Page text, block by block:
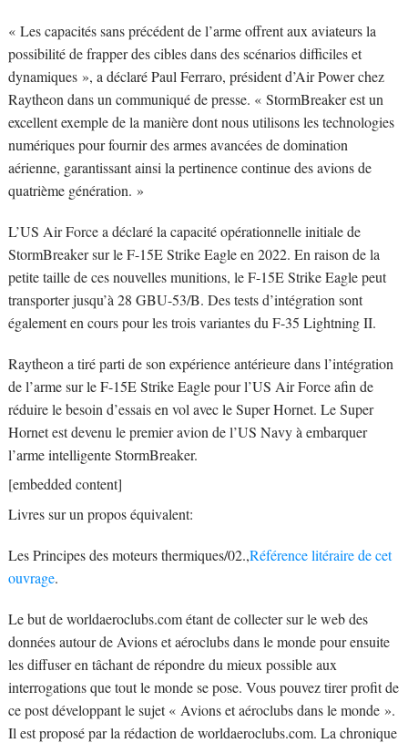
« Les capacités sans précédent de l’arme offrent aux aviateurs la
possibilité de frapper des cibles dans des scénarios difficiles et
dynamiques », a déclaré Paul Ferraro, président d’Air Power chez
Raytheon dans un communiqué de presse. « StormBreaker est un
excellent exemple de la manière dont nous utilisons les technologies
numériques pour fournir des armes avancées de domination
aérienne, garantissant ainsi la pertinence continue des avions de
quatrième génération. »
L’US Air Force a déclaré la capacité opérationnelle initiale de
StormBreaker sur le F-15E Strike Eagle en 2022. En raison de la
petite taille de ces nouvelles munitions, le F-15E Strike Eagle peut
transporter jusqu’à 28 GBU-53/B. Des tests d’intégration sont
également en cours pour les trois variantes du F-35 Lightning II.
Raytheon a tiré parti de son expérience antérieure dans l’intégration
de l’arme sur le F-15E Strike Eagle pour l’US Air Force afin de
réduire le besoin d’essais en vol avec le Super Hornet. Le Super
Hornet est devenu le premier avion de l’US Navy à embarquer
l’arme intelligente StormBreaker.
[embedded content]
Livres sur un propos équivalent:
Les Principes des moteurs thermiques/02.,Référence litéraire de cet
ouvrage.
Le but de worldaeroclubs.com étant de collecter sur le web des
données autour de Avions et aéroclubs dans le monde pour ensuite
les diffuser en tâchant de répondre du mieux possible aux
interrogations que tout le monde se pose. Vous pouvez tirer profit de
ce post développant le sujet « Avions et aéroclubs dans le monde ».
Il est proposé par la rédaction de worldaeroclubs.com. La chronique